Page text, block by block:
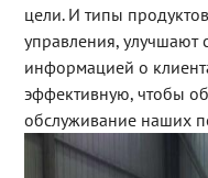
цели. И типы
управления, улучшают
информацией о
эффективную, чтобы
обслуживание наших